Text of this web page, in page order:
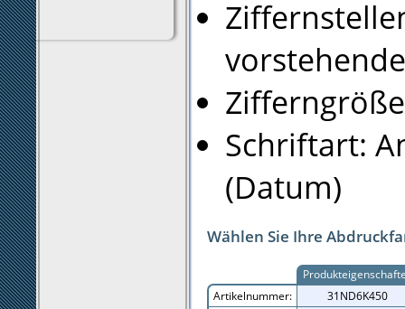
Schriftart:
(Datum)
Wählen Sie Ihre
Artikelnummer:
31ND6K450